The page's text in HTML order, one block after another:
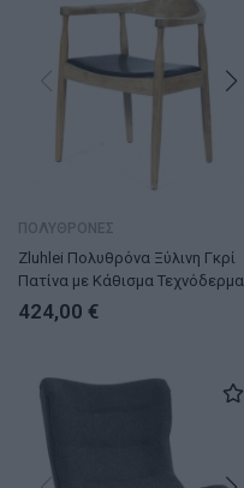
ΠΟΛΥΘΡΟΝΕΣ
Zluhlei Πολυθρόνα Ξύλινη Γκρί
Πατίνα με Κάθισμα Τεχνόδερμα
(53x46x76)cm
424,00 €